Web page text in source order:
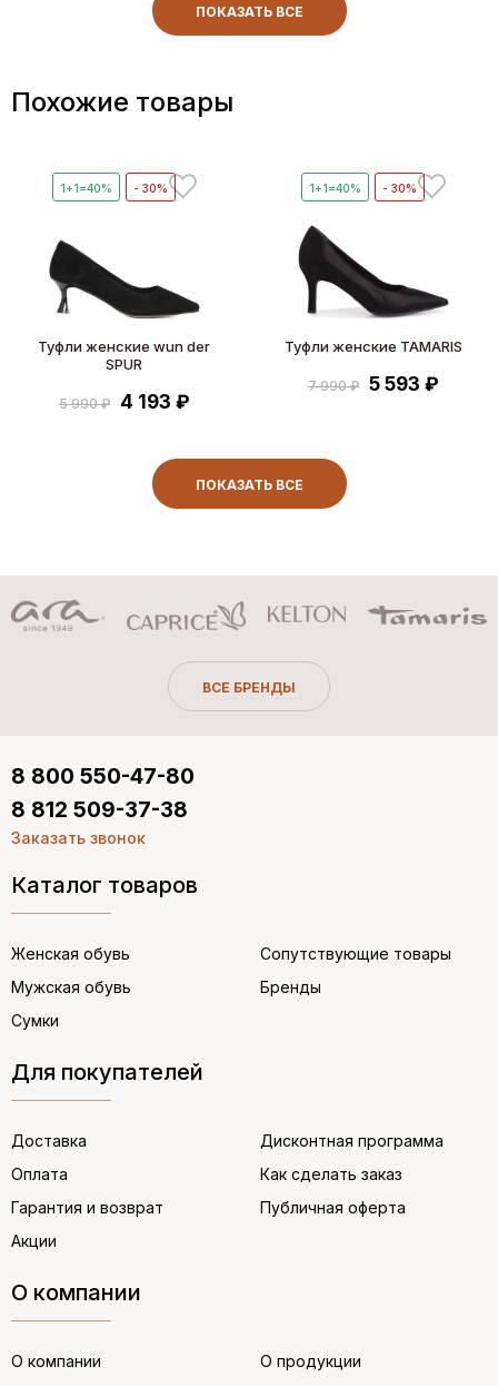
ПОКАЗАТЬ ВСЕ
Похожие товары
1+1=40% - 30%
Туфли женские wun der
SPUR
5 990 ₽ 4 193 ₽
1+1=40% - 30%
Туфли женские TAMARIS
7 990 ₽ 5 593 ₽
ПОКАЗАТЬ ВСЕ
ВСЕ БРЕНДЫ
Каталог товаров
Женская обувь
Мужская обувь
Сумки
Сопутствующие товары
Бренды
Для покупателей
Доставка
Оплата
Гарантия и возврат
Акции
Дисконтная программа
Как сделать заказ
Публичная оферта
О компании
О компании
О продукции
8 800 550-47-80
8 812 509-37-38
Заказать звонок